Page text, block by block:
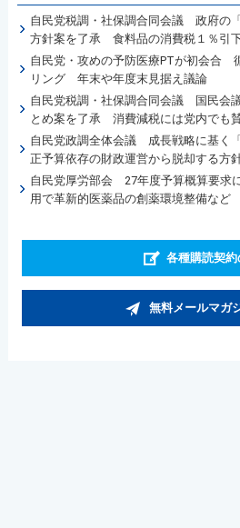
自民党税調・社保調合同会議 政府の
方針案を了承 食料品の消費税１％引
自民党・攻めの予防医療PTが初会合
リング 年末や年度末見据え議論
自民党税調・社保調合同会議 国民会
とめ案を了承 消費減税には党内でも
自民党政調全体会議 成長戦略に基く
正予算依存の財政運営から脱却する方
自民党厚労部会 27年度予算概算要求
用で革新的医薬品の創薬環境整備など
各種購読契約
無料メールマガ